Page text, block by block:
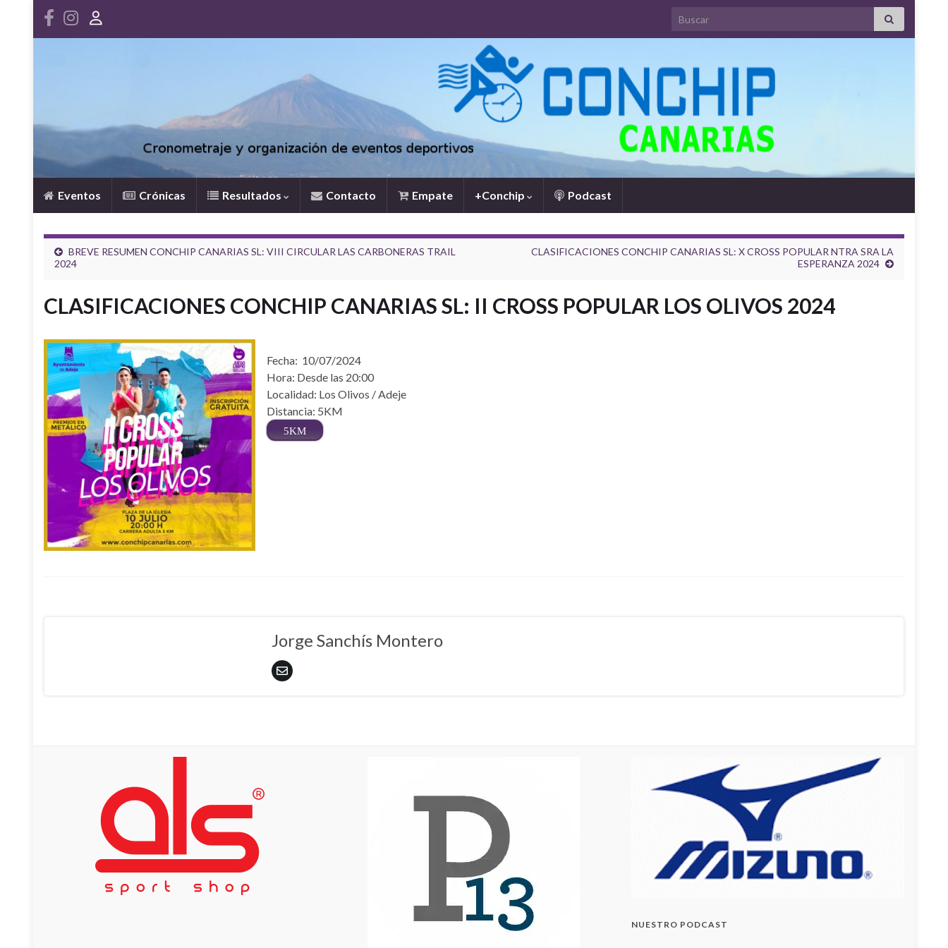
Search for:
Eventos Crónicas Resultados Contacto Empate +Conchip Podcast
BREVE RESUMEN CONCHIP CANARIAS SL: VIII CIRCULAR LAS CARBONERAS TRAIL
2024
CLASIFICACIONES CONCHIP CANARIAS SL: X CROSS POPULAR NTRA SRA LA
ESPERANZA 2024
CLASIFICACIONES CONCHIP CANARIAS SL: II CROSS POPULAR LOS OLIVOS 2024
Fecha: 10/07/2024
Hora: Desde las 20:00
Localidad: Los Olivos / Adeje
Distancia: 5KM
5KM
Jorge Sanchís Montero
NUESTRO PODCAST